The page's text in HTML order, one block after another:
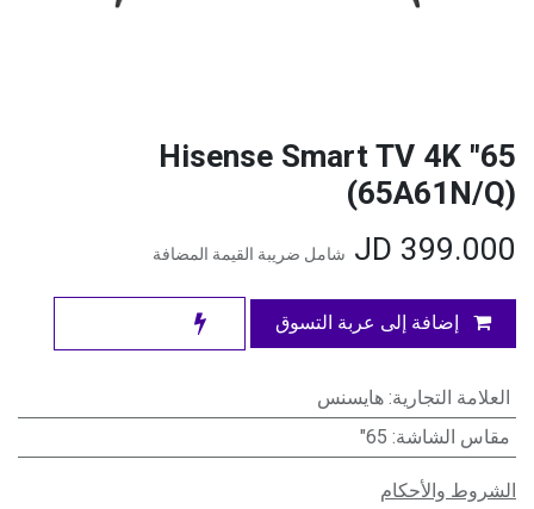
65" Hisense Smart TV 4K
(65A61N/Q)
399.000
شامل ضريبة القيمة المضافة
إضافة إلى عربة التسوق
العلامة التجارية: هايسنس
مقاس الشاشة:
65"
الشروط والأحكام